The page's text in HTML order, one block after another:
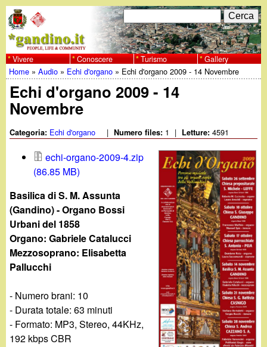
al
contenuto
principale
w
w
w
a
n
d
i
n
F
o
r
m
i
r
c
e
r
C
e
r
c
a
Vivere Conoscere Turismo Gallery
Tu
sei
qui
Home »Audio » Echi d'organo » Echi d'organo 2009 - 14 Novembre
Echi d'organo 2009 - 14
Novembre
Categoria: Echi d'organo | Numero files: 1 | Letture:4591
echi-organo-2009-4.zip
(86.85 MB)
Basilica di S. M. Assunta
(Gandino) - Organo Bossi
Urbani del 1858
Organo: Gabriele Catalucci
Mezzosoprano: Elisabetta
Pallucchi
- Numero brani: 10
- Durata totale: 63 minuti
- Formato: MP3, Stereo, 44KHz,
192 kbps CBR